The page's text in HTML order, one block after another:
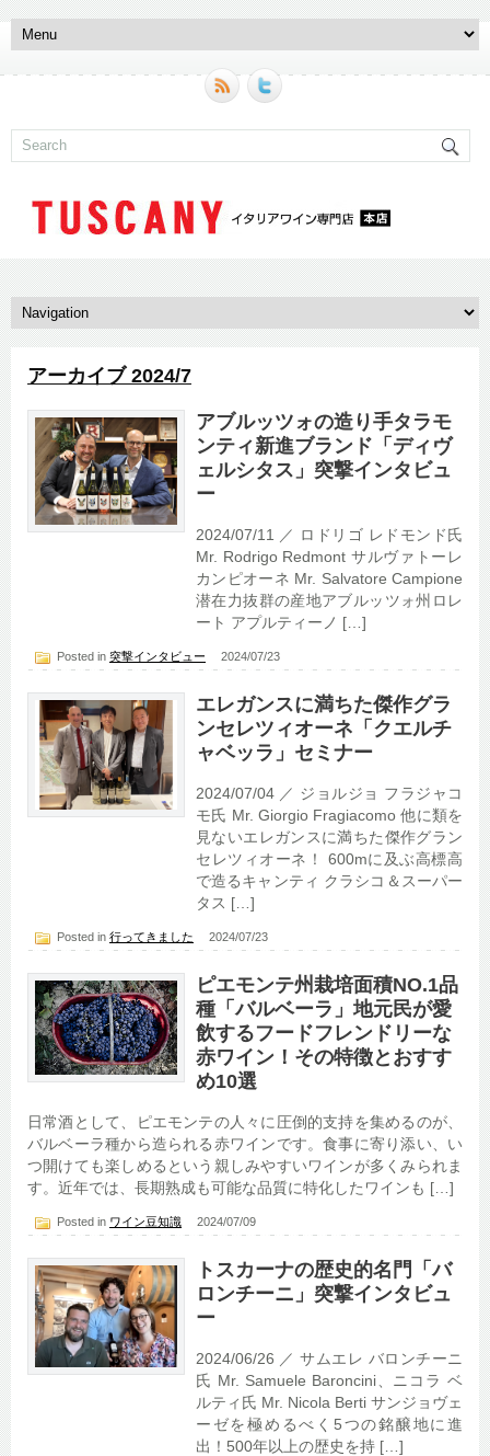
アーカイブ 2024/7
アブルッツォの造り手タラモ
ンティ新進ブランド「ディヴ
ェルシタス」突撃インタビュ
ー
2024/07/11 ／ ロドリゴ レドモンド氏
Mr. Rodrigo Redmont サルヴァトーレ
カンピオーネ Mr. Salvatore Campione
潜在力抜群の産地アブルッツォ州ロレ
ート アプルティーノ […]
Posted in 突撃インタビュー 2024/07/23
エレガンスに満ちた傑作グラ
ンセレツィオーネ「クエルチ
ャベッラ」セミナー
2024/07/04 ／ ジョルジョ フラジャコ
モ氏 Mr. Giorgio Fragiacomo 他に類を
見ないエレガンスに満ちた傑作グラン
セレツィオーネ！ 600mに及ぶ高標高
で造るキャンティ クラシコ＆スーパー
タス […]
Posted in 行ってきました 2024/07/23
ピエモンテ州栽培面積NO.1品
種「バルベーラ」地元民が愛
飲するフードフレンドリーな
赤ワイン！その特徴とおすす
め10選
日常酒として、ピエモンテの人々に圧倒的支持を集めるのが、
バルベーラ種から造られる赤ワインです。食事に寄り添い、い
つ開けても楽しめるという親しみやすいワインが多くみられま
す。近年では、長期熟成も可能な品質に特化したワインも […]
Posted in ワイン豆知識 2024/07/09
トスカーナの歴史的名門「バ
ロンチーニ」突撃インタビュ
ー
2024/06/26 ／ サムエレ バロンチーニ
氏 Mr. Samuele Baroncini、ニコラ ベ
ルティ氏 Mr. Nicola Berti サンジョヴェ
ーゼを極めるべく5つの銘醸地に進
出！500年以上の歴史を持 […]